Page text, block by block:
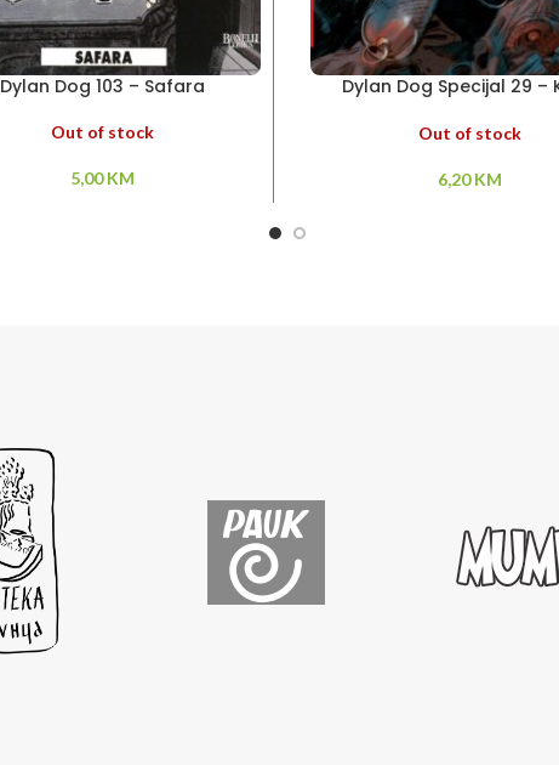
Dylan Dog 103 – Safara
Out of stock
5,00KM
Dylan Dog Specijal 29 –
Out of stock
6,20KM